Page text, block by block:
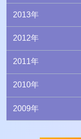
2013年
2012年
2011年
2010年
2009年